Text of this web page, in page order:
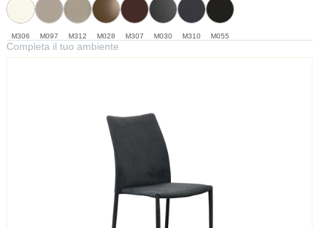
M306 M097 M312 M028 M307 M030 M310 M055
Completa il tuo ambiente